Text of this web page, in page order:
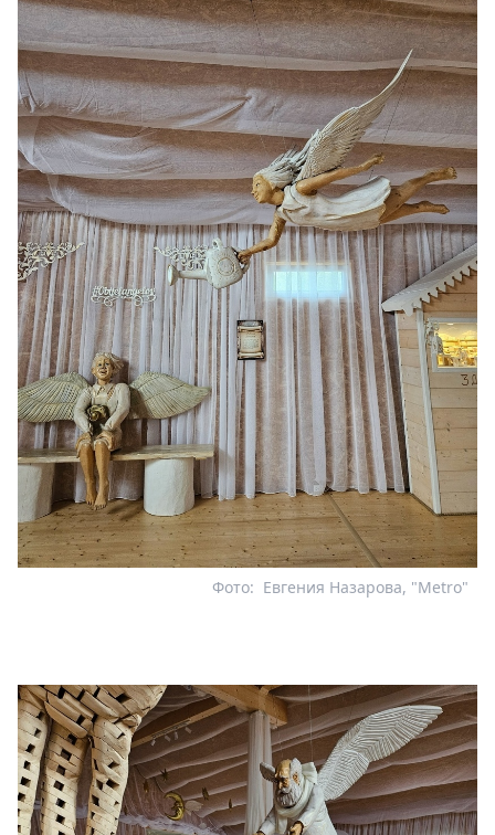
Евгения Назарова, "Metro"
Фото: